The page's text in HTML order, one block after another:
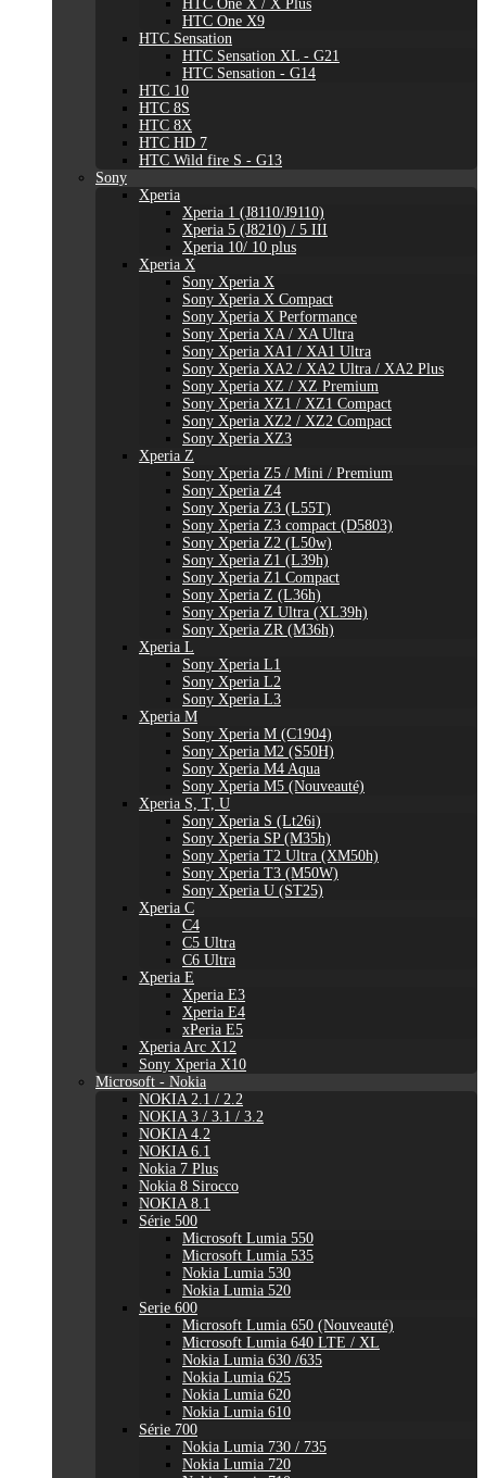
HTC One X / X Plus
HTC One X9
HTC Sensation
HTC Sensation XL - G21
HTC Sensation - G14
HTC 10
HTC 8S
HTC 8X
HTC HD 7
HTC Wild fire S - G13
Sony
Xperia
Xperia 1 (J8110/J9110)
Xperia 5 (J8210) / 5 III
Xperia 10/ 10 plus
Xperia X
Sony Xperia X
Sony Xperia X Compact
Sony Xperia X Performance
Sony Xperia XA / XA Ultra
Sony Xperia XA1 / XA1 Ultra
Sony Xperia XA2 / XA2 Ultra / XA2 Plus
Sony Xperia XZ / XZ Premium
Sony Xperia XZ1 / XZ1 Compact
Sony Xperia XZ2 / XZ2 Compact
Sony Xperia XZ3
Xperia Z
Sony Xperia Z5 / Mini / Premium
Sony Xperia Z4
Sony Xperia Z3 (L55T)
Sony Xperia Z3 compact (D5803)
Sony Xperia Z2 (L50w)
Sony Xperia Z1 (L39h)
Sony Xperia Z1 Compact
Sony Xperia Z (L36h)
Sony Xperia Z Ultra (XL39h)
Sony Xperia ZR (M36h)
Xperia L
Sony Xperia L1
Sony Xperia L2
Sony Xperia L3
Xperia M
Sony Xperia M (C1904)
Sony Xperia M2 (S50H)
Sony Xperia M4 Aqua
Sony Xperia M5 (Nouveauté)
Xperia S, T, U
Sony Xperia S (Lt26i)
Sony Xperia SP (M35h)
Sony Xperia T2 Ultra (XM50h)
Sony Xperia T3 (M50W)
Sony Xperia U (ST25)
Xperia C
C4
C5 Ultra
C6 Ultra
Xperia E
Xperia E3
Xperia E4
xPeria E5
Xperia Arc X12
Sony Xperia X10
Microsoft - Nokia
NOKIA 2.1 / 2.2
NOKIA 3 / 3.1 / 3.2
NOKIA 4.2
NOKIA 6.1
Nokia 7 Plus
Nokia 8 Sirocco
NOKIA 8.1
Série 500
Microsoft Lumia 550
Microsoft Lumia 535
Nokia Lumia 530
Nokia Lumia 520
Serie 600
Microsoft Lumia 650 (Nouveauté)
Microsoft Lumia 640 LTE / XL
Nokia Lumia 630 /635
Nokia Lumia 625
Nokia Lumia 620
Nokia Lumia 610
Série 700
Nokia Lumia 730 / 735
Nokia Lumia 720